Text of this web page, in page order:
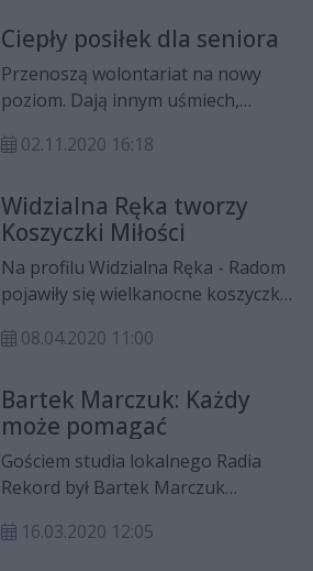
mają. Dzięki wsparciu ludzi dobrej
woli, jedna z radomskich restauracji
rozpoczęła akcję „Posiłek dla
seniora”.
Ciepły posiłek dla seniora
Przenoszą wolontariat na nowy
poziom. Dają innym uśmiech,
mowa tu o grupie Widzialna Ręka
wolontariusze m.in. rozwożą
gorące posiłki tym, którzy takiej
pomocy potrzebują.
02.11.2020 16:18
Widzialna Ręka tworzy
Koszyczki Miłości
Na profilu Widzialna Ręka - Radom
pojawiły się wielkanocne koszyczki
dochód ze sprzedaży trafi na
potrzebujących.
08.04.2020 11:00
Bartek Marczuk: Każdy
może pomagać
Gościem studia lokalnego Radia
Rekord był Bartek Marczuk
Widzialna Ręka - Radom. Rozmawiał
16.03.2020 12:05